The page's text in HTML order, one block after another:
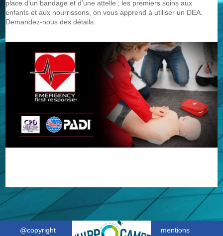
place d’un bandage et d’une attelle ; les premiers soins aux
enfants et aux nourrissons, on vous apprend à utiliser un DEA.
Demandez-nous des détails.
@copyright
mentions